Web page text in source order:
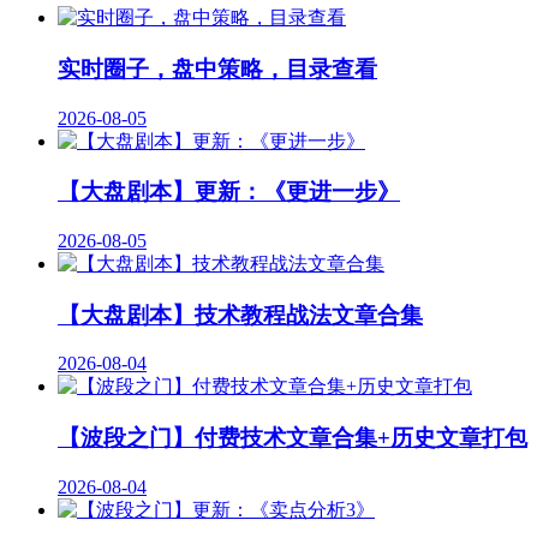
实时圈子，盘中策略，目录查看
2026-08-05
【大盘剧本】更新：《更进一步》
2026-08-05
【大盘剧本】技术教程战法文章合集
2026-08-04
【波段之门】付费技术文章合集+历史文章打包
2026-08-04